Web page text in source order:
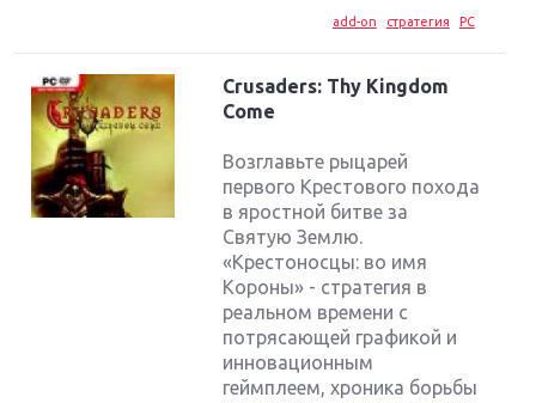
add-on стратегия PC
Crusaders: Thy Kingdom
Come
Возглавьте рыцарей
первого Крестового похода
в яростной битве за
Святую Землю.
«Крестоносцы: во имя
Короны» - стратегия в
реальном времени с
потрясающей графикой и
инновационным
геймплеем, хроника борьбы